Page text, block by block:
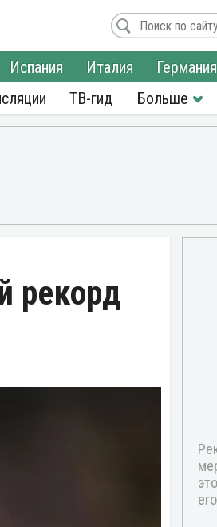
Испания Италия Германия
ТВ-гид
рекорд